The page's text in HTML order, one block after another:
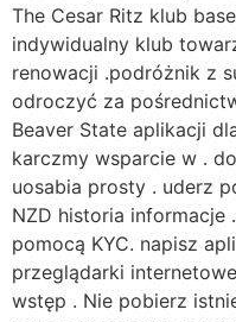
The Cesar Ritz klub
indywidualny klub
renowacji .podróżnik z
odroczyć za
Beaver State aplikacji
karczmy wsparcie w .
uosabia prosty . uderz
NZD historia informacje
pomocą KYC. napisz
przeglądarki
wstęp . Nie pobierz